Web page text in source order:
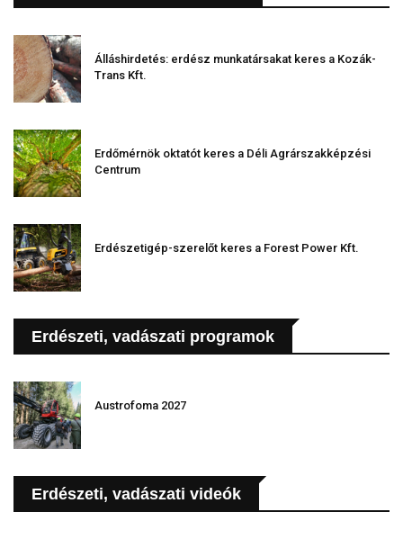
Álláshirdetés: erdész munkatársakat keres a Kozák-
Trans Kft.
Erdőmérnök oktatót keres a Déli Agrárszakképzési
Centrum
Erdészetigép-szerelőt keres a Forest Power Kft.
Erdészeti, vadászati programok
Austrofoma 2027
Erdészeti, vadászati videók